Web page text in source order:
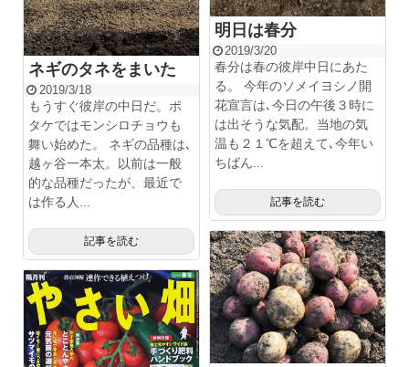
明日は春分
2019/3/20
春分は春の彼岸中日にあた
る。 今年のソメイヨシノ開
花宣言は､今日の午後３時に
は出そうな気配。当地の気
温も２１℃を超えて､今年い
ちばん...
記事を読む
ネギのタネをまいた
2019/3/18
もうすぐ彼岸の中日だ。ポ
タケではモンシロチョウも
舞い始めた。 ネギの品種は､
越ヶ谷一本太。以前は一般
的な品種だったが、最近で
は作る人...
記事を読む